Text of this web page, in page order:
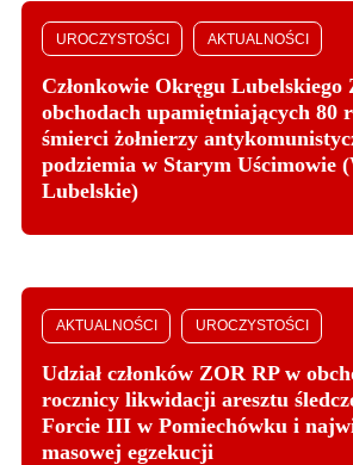
UROCZYSTOŚCI AKTUALNOŚCI
Członkowie Okręgu Lubelskiego
obchodach upamiętniających 80
śmierci żołnierzy
podziemia w Starym Uścimowie
Lubelskie)
AKTUALNOŚCI UROCZYSTOŚCI
Udział członków ZOR RP w
rocznicy likwidacji aresztu
Forcie III w Pomiechówku i
masowej egzekucji